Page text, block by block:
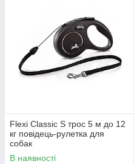
Flexi Classic S трос 5 м до 12
кг повідець-рулетка для
собак
В наявності